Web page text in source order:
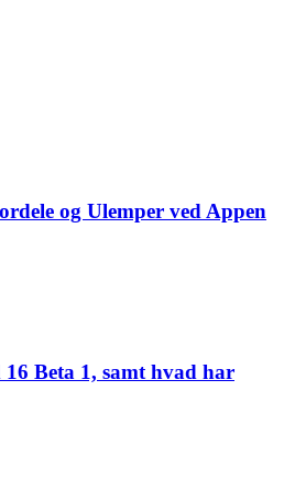
og Ulemper ved Appen
Beta 1, samt hvad har